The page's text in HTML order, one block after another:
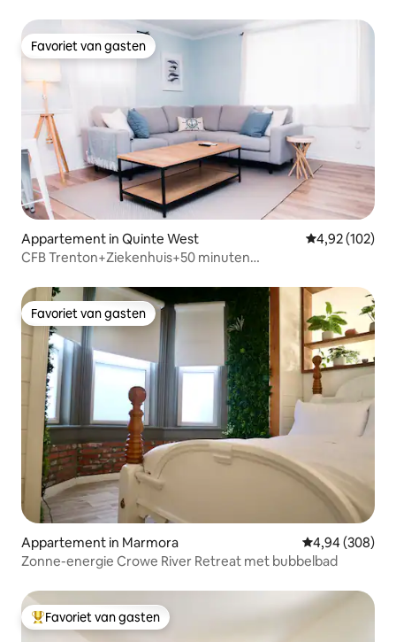
Favoriet van gasten
Favoriet van gasten
Appartement in Quinte West Gemiddelde
4,92 (102)
CFB Trenton+Ziekenhuis+50 minuten
Favoriet van gasten
Favoriet van gasten
Appartement in Marmora Gemiddelde
4,94 (308)
Zonne-energie Crowe River Retreat met bubbelbad
Topfavoriet van gasten
Favoriet van gasten